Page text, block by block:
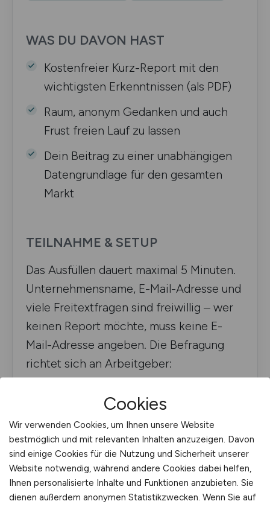
WAS DU DAVON HAST
Kostenfreier Kurz-Report mit den
wichtigsten Erkenntnissen (als PDF)
Raum, anonym Gedanken und auch
Frust freien Lauf zu lassen
Dein Beitrag zu einer unabhängigen
Datengrundlage für den gesamten
Markt
TEILNAHME & SETUP
Das Ausfüllen dauert maximal 5 Minuten.
Unternehmensname, E-Mail-Adresse und
viele Freitextfragen sind freiwillig – wer
keinen Report möchte, muss keine E-
Mail-Adresse angeben. Die Befragung
richtet sich an Arbeitgeber:
Recruiter:innen, Personalverantwortliche,
TA Professionals, Hiring Manager, HR-
Mitarbeitende und Geschäftsführer:innen
mit Recruiting-Verantwortung.
KURZÜBERBLICK
Cookies
Wir verwenden Cookies, um Ihnen unsere Website
bestmöglich und mit relevanten Inhalten anzuzeigen. Davon
sind einige Cookies für die Nutzung und Sicherheit unserer
Website notwendig, während andere Cookies dabei helfen,
Ihnen personalisierte Inhalte und Funktionen anzubieten. Sie
dienen außerdem anonymen Statistikzwecken. Wenn Sie auf